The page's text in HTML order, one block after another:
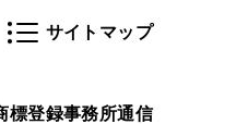
サイトマップ
標登録事務所通信